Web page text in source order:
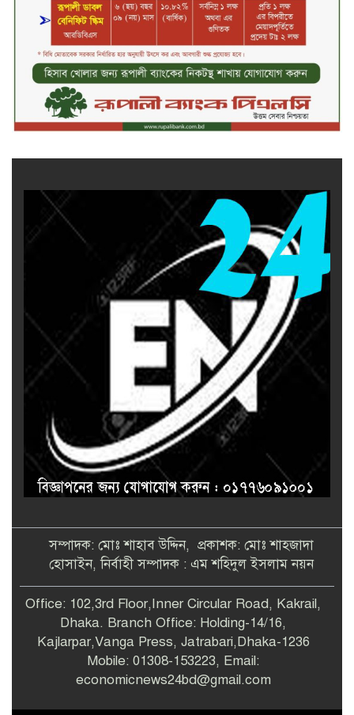
সম্পাদক: মোঃ শাহাব উদ্দিন, প্রকাশক: মোঃ শাহজাদা
হোসাইন, নির্বাহী সম্পাদক : এম শহিদুল ইসলাম নয়ন
Office: 102,3rd Floor,Inner Circular Road, Kakrail,
Dhaka. Branch Office: Holding-14/16,
Kajlarpar,Vanga Press, Jatrabari,Dhaka-1236
Mobile: 01308-153223, Email:
economicnews24bd@gmail.com